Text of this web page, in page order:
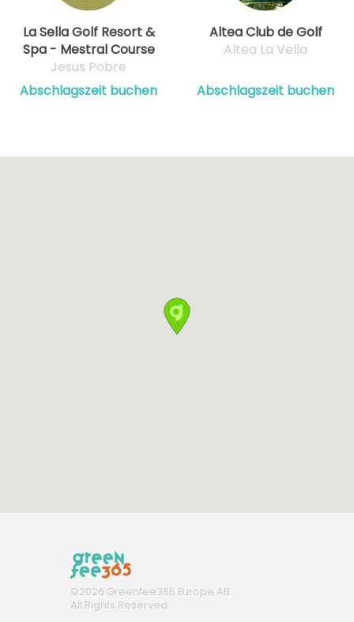
La Sella Golf Resort &
Spa - Mestral Course
Jesus Pobre
Abschlagszeit buchen
Altea Club de Golf
Altea La Vella
Abschlagszeit buchen
©2026 Greenfee365 Europe AB.
All Rights Reserved